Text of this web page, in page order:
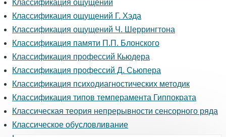
Классификация ощущений
Классификация ощущений Г. Хэда
Классификация ощущений Ч. Шеррингтона
Классификация памяти П.П. Блонского
Классификация профессий Кьюдера
Классификация профессий Д. Сьюпера
Классификация психодиагностических методик
Классификация типов темперамента Гиппократа
Классическая теория непрерывности сенсорного ряда
Классическое обусловливание